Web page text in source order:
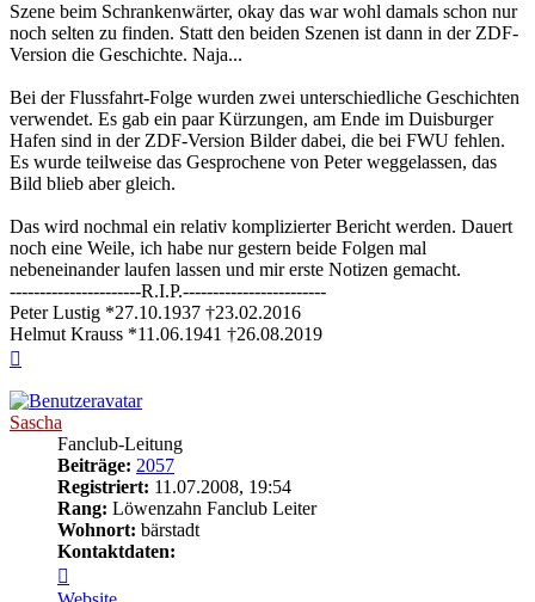
Szene beim Schrankenwärter, okay das war wohl damals schon nur
noch selten zu finden. Statt den beiden Szenen ist dann in der ZDF-
Version die Geschichte. Naja...
Bei der Flussfahrt-Folge wurden zwei unterschiedliche Geschichten
verwendet. Es gab ein paar Kürzungen, am Ende im Duisburger
Hafen sind in der ZDF-Version Bilder dabei, die bei FWU fehlen.
Es wurde teilweise das Gesprochene von Peter weggelassen, das
Bild blieb aber gleich.
Das wird nochmal ein relativ komplizierter Bericht werden. Dauert
noch eine Weile, ich habe nur gestern beide Folgen mal
nebeneinander laufen lassen und mir erste Notizen gemacht.
----------------------R.I.P.------------------------
Peter Lustig *27.10.1937 †23.02.2016
Helmut Krauss *11.06.1941 †26.08.2019
Sascha
Fanclub-Leitung
Beiträge: 2057
Registriert: 11.07.2008, 19:54
Rang: Löwenzahn Fanclub Leiter
Wohnort: bärstadt
Kontaktdaten:
von